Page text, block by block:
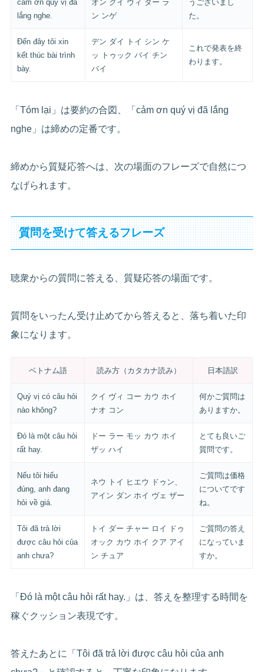
cảm ơn quý vị đã
lắng nghe.
オン クイ ヴィ ダー ラ
ン ンゲ
うございまし
た。
Đến đây tôi xin
kết thúc bài trình
bày.
デン ダイ トイ シン ケ
ッ トゥック バイ チン
バイ
これで発表を終
わります。
「Tóm lại」は要約の合図、「cảm ơn quý vị đã lắng
nghe」は締めの定番です。
締めから質疑応答へは、次の場面のフレーズで自然につ
なげられます。
質問を受けて答えるフレーズ
聴衆からの質問に答える、質疑応答の場面です。
質問をいったん受け止めてから答えると、落ち着いた印
象になります。
ベトナム語 読み方（カタカナ読み） 日本語訳
Quý vị có câu hỏi
nào không?
クイ ヴィ コー カウ ホイ
ナオ コン
何かご質問は
ありますか。
Đó là một câu hỏi
rất hay.
ドー ラー モッ カウ ホイ
ザッ ハイ
とても良いご
質問です。
Nếu tôi hiểu
đúng, anh đang
hỏi về giá.
ネウ トイ ヒエウ ドゥン、
アイン ダン ホイ ヴェ ザー
ご質問は価格
についてです
ね。
Tôi đã trả lời
được câu hỏi của
anh chưa?
トイ ダー チャー ロイ ドゥ
オック カウ ホイ クア アイ
ン チュア
ご質問の答え
になっていま
すか。
「Đó là một câu hỏi rất hay.」は、答えを整理する時間を
稼ぐクッション表現です。
答えたあとに「Tôi đã trả lời được câu hỏi của anh